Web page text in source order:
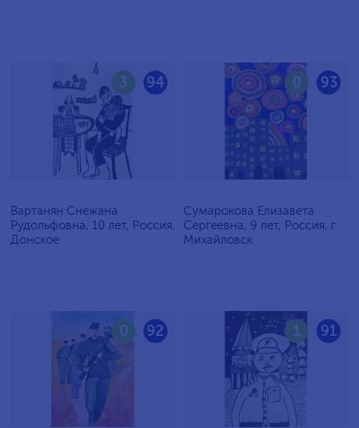
94
3
Вартанян Снежана
Рудольфовна, 10 лет, Россия,
Донское
93
0
Сумарокова Елизавета
Сергеевна, 9 лет, Россия, г.
Михайловск
92
0 91
1